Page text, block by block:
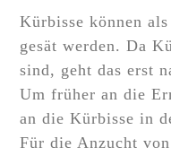
Kürbisse können
gesät werden. Da
sind, geht das erst
Um früher an die
an die Kürbisse in
Für die Anzucht